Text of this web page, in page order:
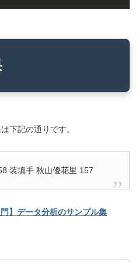
下記の通りです。
装填手 秋山優花里 157
門】データ分析のサンプル集